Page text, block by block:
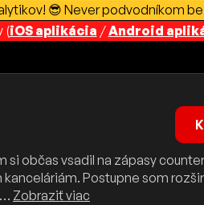
😎 Never podvodníkom
(iOS aplikácia /Android
si občas vsadil na zápasy
Postupne som
Zobraziť viac